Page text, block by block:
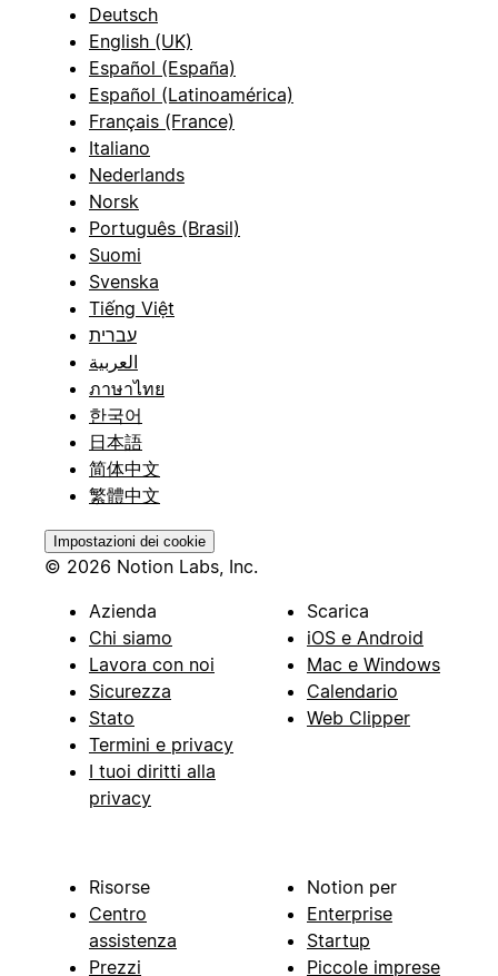
Deutsch
English (UK)
Español (España)
Español (Latinoamérica)
Français (France)
Italiano
Nederlands
Norsk
Português (Brasil)
Suomi
Svenska
Tiếng Việt
עברית
العربية
ภาษาไทย
한국어
日本語
简体中文
繁體中文
Impostazioni dei cookie
© 2026 Notion Labs, Inc.
Azienda
Chi siamo
Lavora con noi
Sicurezza
Stato
Termini e privacy
I tuoi diritti alla
privacy
Scarica
iOS e Android
Mac e Windows
Calendario
Web Clipper
Risorse
Centro
assistenza
Prezzi
Notion per
Enterprise
Startup
Piccole imprese